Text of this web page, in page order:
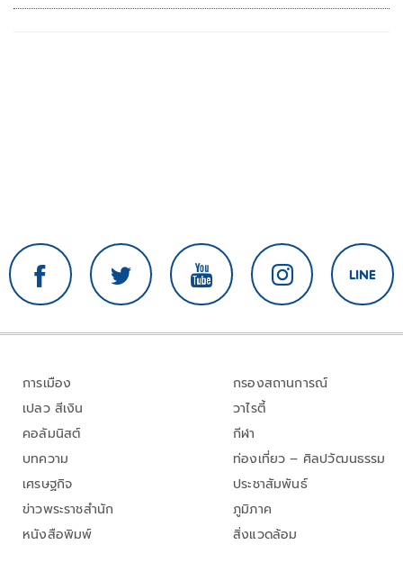
การเมือง
เปลว สีเงิน
คอลัมนิสต์
บทความ
เศรษฐกิจ
ข่าวพระราชสำนัก
หนังสือพิมพ์
กรองสถานการณ์
วาไรตี้
กีฬา
ท่องเที่ยว – ศิลปวัฒนธรรม
ประชาสัมพันธ์
ภูมิภาค
สิ่งแวดล้อม